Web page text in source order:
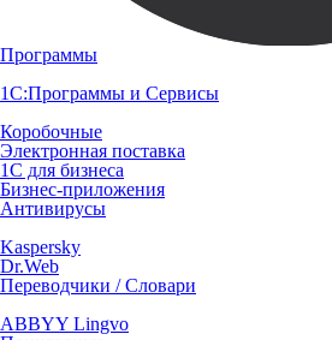
Программы
1С:Программы и Сервисы
Коробочные
Электронная поставка
1С для бизнеса
Бизнес-приложения
Антивирусы
Kaspersky
Dr.Web
Переводчики / Словари
ABBYY Lingvo